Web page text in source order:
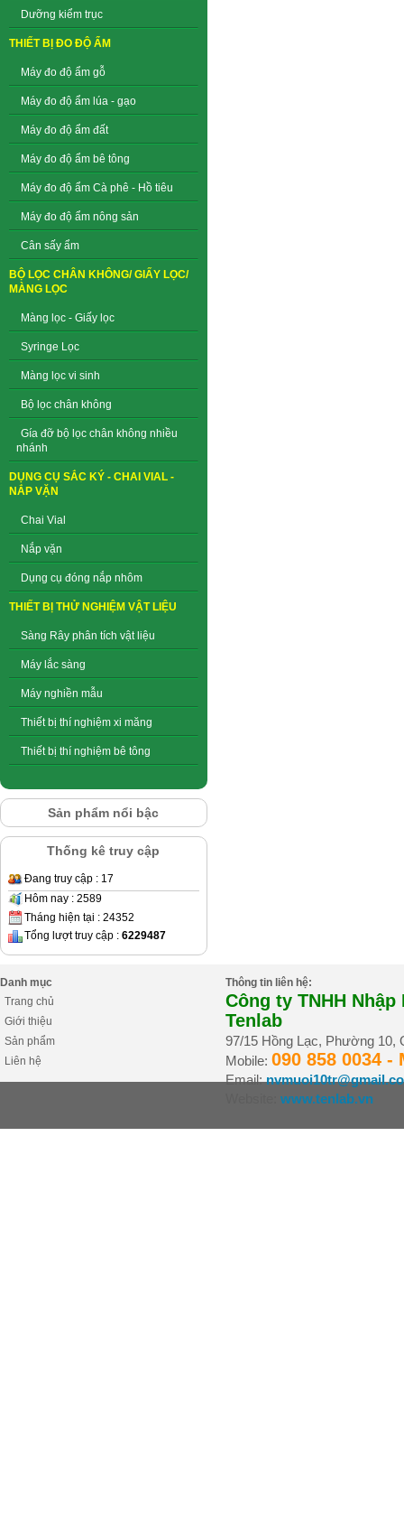
Dưỡng kiểm trục
THIẾT BỊ ĐO ĐỘ ẨM
Máy đo độ ẩm gỗ
Máy đo độ ẩm lúa - gạo
Máy đo độ ẩm đất
Máy đo độ ẩm bê tông
Máy đo độ ẩm Cà phê - Hồ tiêu
Máy đo độ ẩm nông sản
Cân sấy ẩm
BỘ LỌC CHÂN KHÔNG/ GIẤY LỌC/
MÀNG LỌC
Màng lọc - Giấy lọc
Syringe Lọc
Màng lọc vi sinh
Bộ lọc chân không
Gía đỡ bộ lọc chân không nhiều
nhánh
DỤNG CỤ SẮC KÝ - CHAI VIAL -
NẮP VẶN
Chai Vial
Nắp vặn
Dụng cụ đóng nắp nhôm
THIẾT BỊ THỬ NGHIỆM VẬT LIỆU
Sàng Rây phân tích vật liệu
Máy lắc sàng
Máy nghiền mẫu
Thiết bị thí nghiệm xi măng
Thiết bị thí nghiệm bê tông
Sản phẩm nổi bậc
Thống kê truy cập
Đang truy cập : 17
Hôm nay : 2589
Tháng hiện tại : 24352
Tổng lượt truy cập : 6229487
Danh mục
Trang chủ
Giới thiệu
Sản phẩm
Liên hệ
Thông tin liên hệ:
Công ty TNHH
Tenlab
97/15 Hồng Lạc, Phường 10,
Mobile: 090 858 0034 -
Email:
www.tenlab.vn